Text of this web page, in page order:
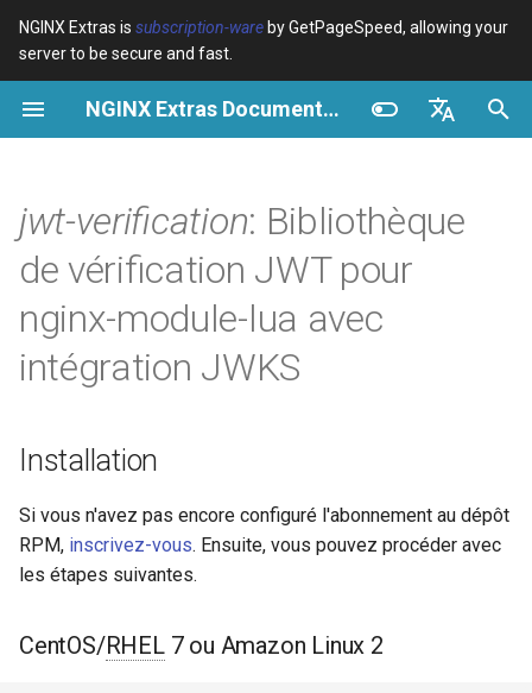
NGINX Extras is subscription-ware by GetPageSpeed, allowing your
server to be secure and fast.
NGINX Extras Documentation
Español
Français
I
n
l
i
t
i
n
device-type Variables
Examples
Troubleshooting
geoip2
Directives
Examples
Troubleshooting
pagespeed
Get started
Production operations
Filter reference
abuse-guard
accept-language
access-control
acme
CentOS/RHEL 7 ou Amazon
CentOS/RHEL 8+, Fedora
Linux, Amazon Linux 2023
Description
Objectifs non visés par la
Différences par rapport à lua-
resty-jwt
VPS/Dedicated - FastCGI
Cache
cPanel EA4 - Proxy Cache
Performance
Sécurité
RHEL/CentOS
NGINX-MOD - NGINX
amélioré avec HTTP/3,
HPACK et vérifications de
santé pour RHEL
Installer sur RHEL, CentOS et
Rocky Linux
Modules NGINX pour le
panneau de contrôle Plesk -
Paquets RPM
Modules NGINX cPanel EA4 -
jwt-verification: Bibliothèque
de vérification JWT pour
nginx-module-lua avec
intégration JWKS
Installation
Si vous n'avez pas encore configuré l'abonnement au dépôt
RPM, inscrivez-vous. Ensuite, vous pouvez procéder avec
les étapes suivantes.
CentOS/RHEL7 ou Amazon Linux 2